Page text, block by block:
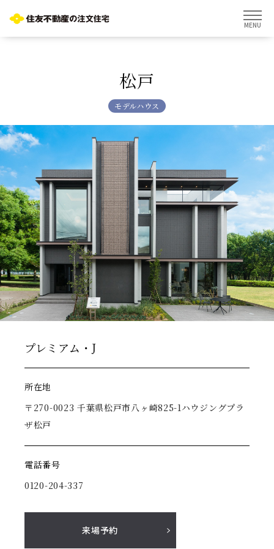
MENU
松戸
モデルハウス
プレミアム・J
所在地
〒270-0023 千葉県松戸市八ヶ崎825-1ハウジングプラ
ザ松戸
電話番号
0120-204-337
来場予約